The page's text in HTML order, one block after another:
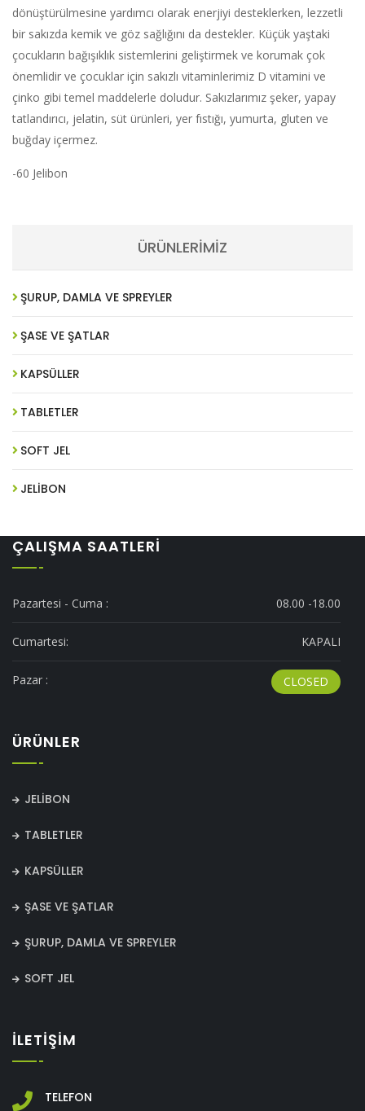
dönüştürülmesine yardımcı olarak enerjiyi desteklerken, lezzetli
bir sakızda kemik ve göz sağlığını da destekler. Küçük yaştaki
çocukların bağışıklık sistemlerini geliştirmek ve korumak çok
önemlidir ve çocuklar için sakızlı vitaminlerimiz D vitamini ve
çinko gibi temel maddelerle doludur. Sakızlarımız şeker, yapay
tatlandırıcı, jelatin, süt ürünleri, yer fıstığı, yumurta, gluten ve
buğday içermez.
-60 Jelibon
ÜRÜNLERİMİZ
ŞURUP, DAMLA VE SPREYLER
ŞASE VE ŞATLAR
KAPSÜLLER
TABLETLER
SOFT JEL
JELİBON
ÇALIŞMA SAATLERI
Pazartesi - Cuma : 08.00 -18.00
Cumartesi: KAPALI
Pazar : CLOSED
ÜRÜNLER
JELİBON
TABLETLER
KAPSÜLLER
ŞASE VE ŞATLAR
ŞURUP, DAMLA VE SPREYLER
SOFT JEL
İLETİŞİM
TELEFON